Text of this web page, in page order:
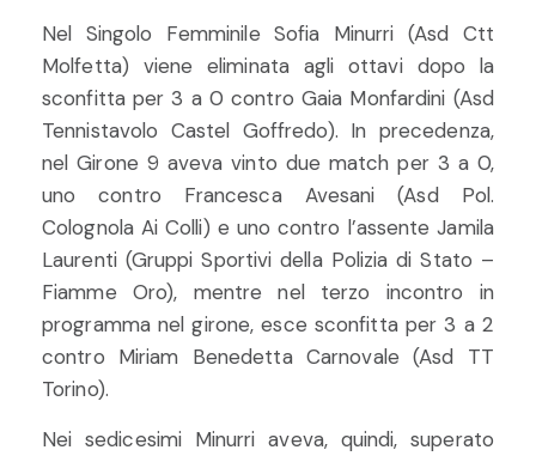
Nel Singolo Femminile Sofia Minurri (Asd Ctt
Molfetta) viene eliminata agli ottavi dopo la
sconfitta per 3 a 0 contro Gaia Monfardini (Asd
Tennistavolo Castel Goffredo). In precedenza,
nel Girone 9 aveva vinto due match per 3 a 0,
uno contro Francesca Avesani (Asd Pol.
Colognola Ai Colli) e uno contro l’assente Jamila
Laurenti (Gruppi Sportivi della Polizia di Stato –
Fiamme Oro), mentre nel terzo incontro in
programma nel girone, esce sconfitta per 3 a 2
contro Miriam Benedetta Carnovale (Asd TT
Torino).
Nei sedicesimi Minurri aveva, quindi, superato